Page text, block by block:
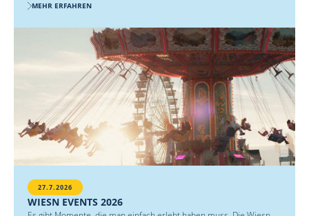
MEHR ERFAHREN
27.7.2026
WIESN EVENTS 2026